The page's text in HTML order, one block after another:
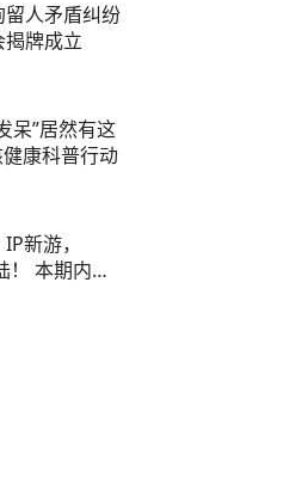
人矛盾纠纷
牌成立
呆”居然有这
康科普行动
新游，
！ 本期内容